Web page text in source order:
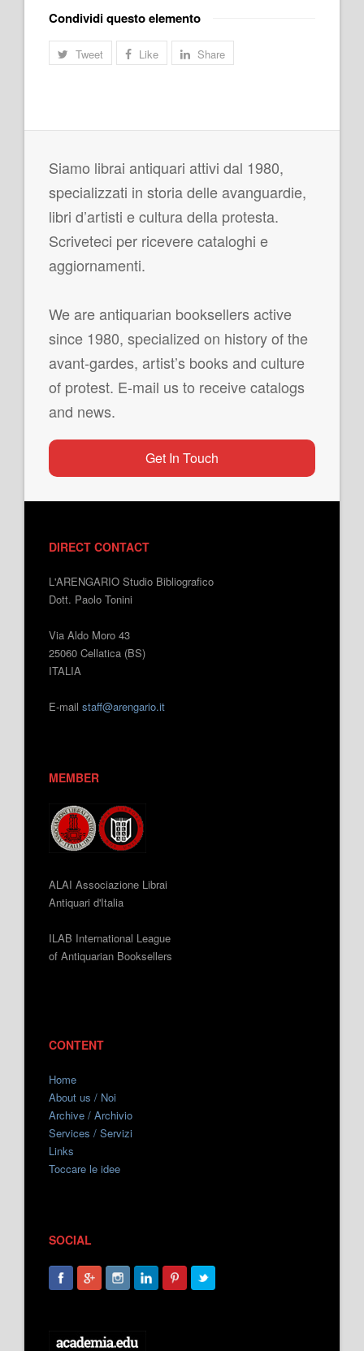
Condividi questo elemento
Tweet Like Share
Siamo librai antiquari attivi dal 1980,
specializzati in storia delle avanguardie,
libri d’artisti e cultura della protesta.
Scriveteci per ricevere cataloghi e
aggiornamenti.
We are antiquarian booksellers active
since 1980, specialized on history of the
avant-gardes, artist’s books and culture
of protest. E-mail us to receive catalogs
and news.
Get In Touch
DIRECT CONTACT
L'ARENGARIO Studio Bibliografico
Dott. Paolo Tonini
Via Aldo Moro 43
25060 Cellatica (BS)
ITALIA
E-mail staff@arengario.it
MEMBER
ALAI Associazione Librai
Antiquari d'Italia
ILAB International League
of Antiquarian Booksellers
CONTENT
Home
About us / Noi
Archive / Archivio
Services / Servizi
Links
Toccare le idee
SOCIAL